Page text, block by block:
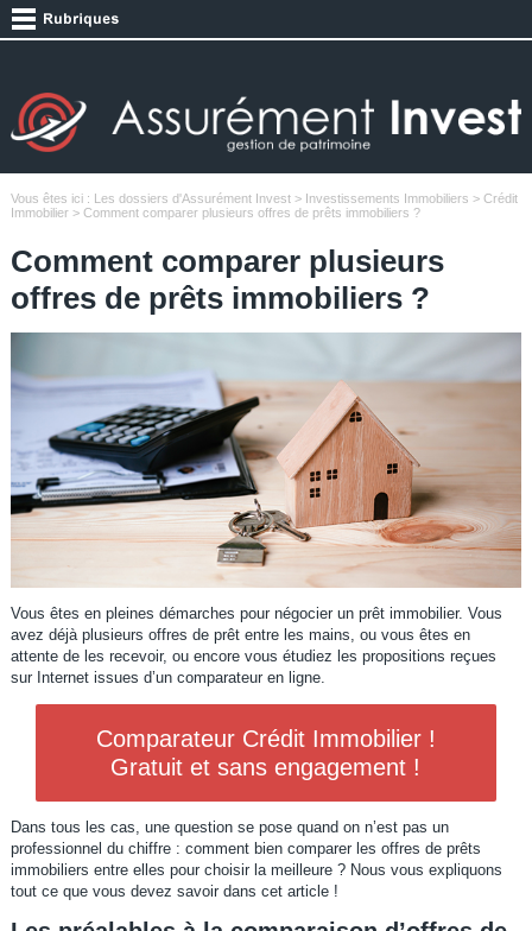
Vous êtes ici : Les dossiers d'Assurément Invest> Investissements Immobiliers > Crédit
Immobilier> Comment comparer plusieurs offres de prêts immobiliers ?
Comment comparer plusieurs
offres de prêts immobiliers ?
Vous êtes en pleines démarches pour négocier un prêt immobilier. Vous
avez déjà plusieurs offres de prêt entre les mains, ou vous êtes en
attente de les recevoir, ou encore vous étudiez les propositions reçues
sur Internet issues d’un comparateur en ligne.
Comparateur Crédit Immobilier !
Gratuit et sans engagement !
Dans tous les cas, une question se pose quand on n’est pas un
professionnel du chiffre : comment bien comparer les offres de prêts
immobiliers entre elles pour choisir la meilleure ? Nous vous expliquons
tout ce que vous devez savoir dans cet article !